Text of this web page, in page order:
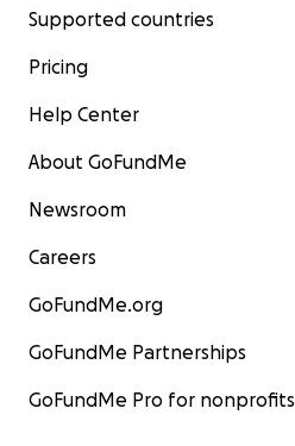
Supported countries
Pricing
Help Center
About GoFundMe
Newsroom
Careers
GoFundMe.org
GoFundMe Partnerships
GoFundMe Pro for nonprofits